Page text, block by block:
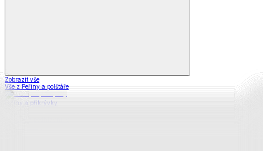
Zobrazit vše
Vše z Peřiny a polštáře
Peřiny a přikrývky